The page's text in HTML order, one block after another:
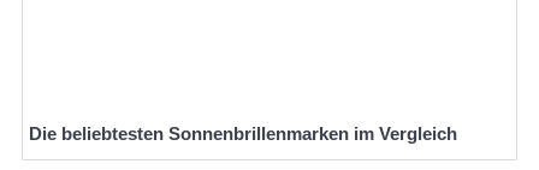
Die beliebtesten Sonnenbrillenmarken im Vergleich